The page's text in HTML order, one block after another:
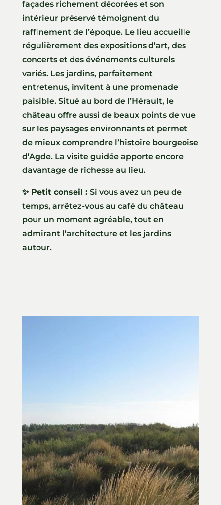
façades richement décorées et son
intérieur préservé témoignent du
raffinement de l’époque. Le lieu accueille
régulièrement des expositions d’art, des
concerts et des événements culturels
variés. Les jardins, parfaitement
entretenus, invitent à une promenade
paisible. Situé au bord de l’Hérault, le
château offre aussi de beaux points de vue
sur les paysages environnants et permet
de mieux comprendre l’histoire bourgeoise
d’Agde. La visite guidée apporte encore
davantage de richesse au lieu.
✨ Petit conseil : Si vous avez un peu de
temps, arrêtez-vous au café du château
pour un moment agréable, tout en
admirant l’architecture et les jardins
autour.